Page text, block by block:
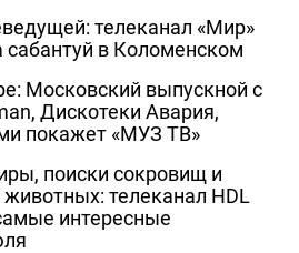
телеканал «Мир»
сабантуй в Коломенском
Московский выпускной с
Дискотеки Авария,
покажет «МУЗ ТВ»
поиски сокровищ и
животных: телеканал HDL
интересные